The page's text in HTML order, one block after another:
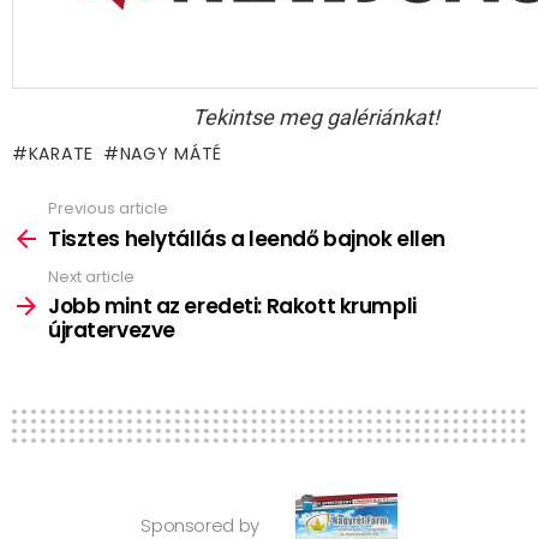
Tekintse meg galériánkat!
KARATE NAGY MÁTÉ
more
Previous article
Tisztes helytállás a leendő bajnok ellen
Next article
Jobb mint az eredeti: Rakott krumpli
újratervezve
Sponsored by